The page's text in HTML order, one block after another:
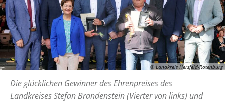
© Landkreis Hersfeld-Rotenburg
Die glücklichen Gewinner des Ehrenpreises des
Landkreises Stefan Brandenstein (Vierter von links) und